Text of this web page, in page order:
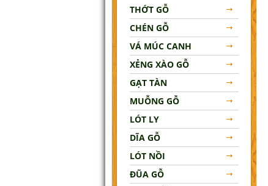
THỚT GỖ
CHÉN GỖ
VÁ MÚC CANH
XẺNG XÀO GỖ
GẠT TÀN
MUỖNG GỖ
LÓT LY
DĨA GỖ
LÓT NỒI
ĐŨA GỖ